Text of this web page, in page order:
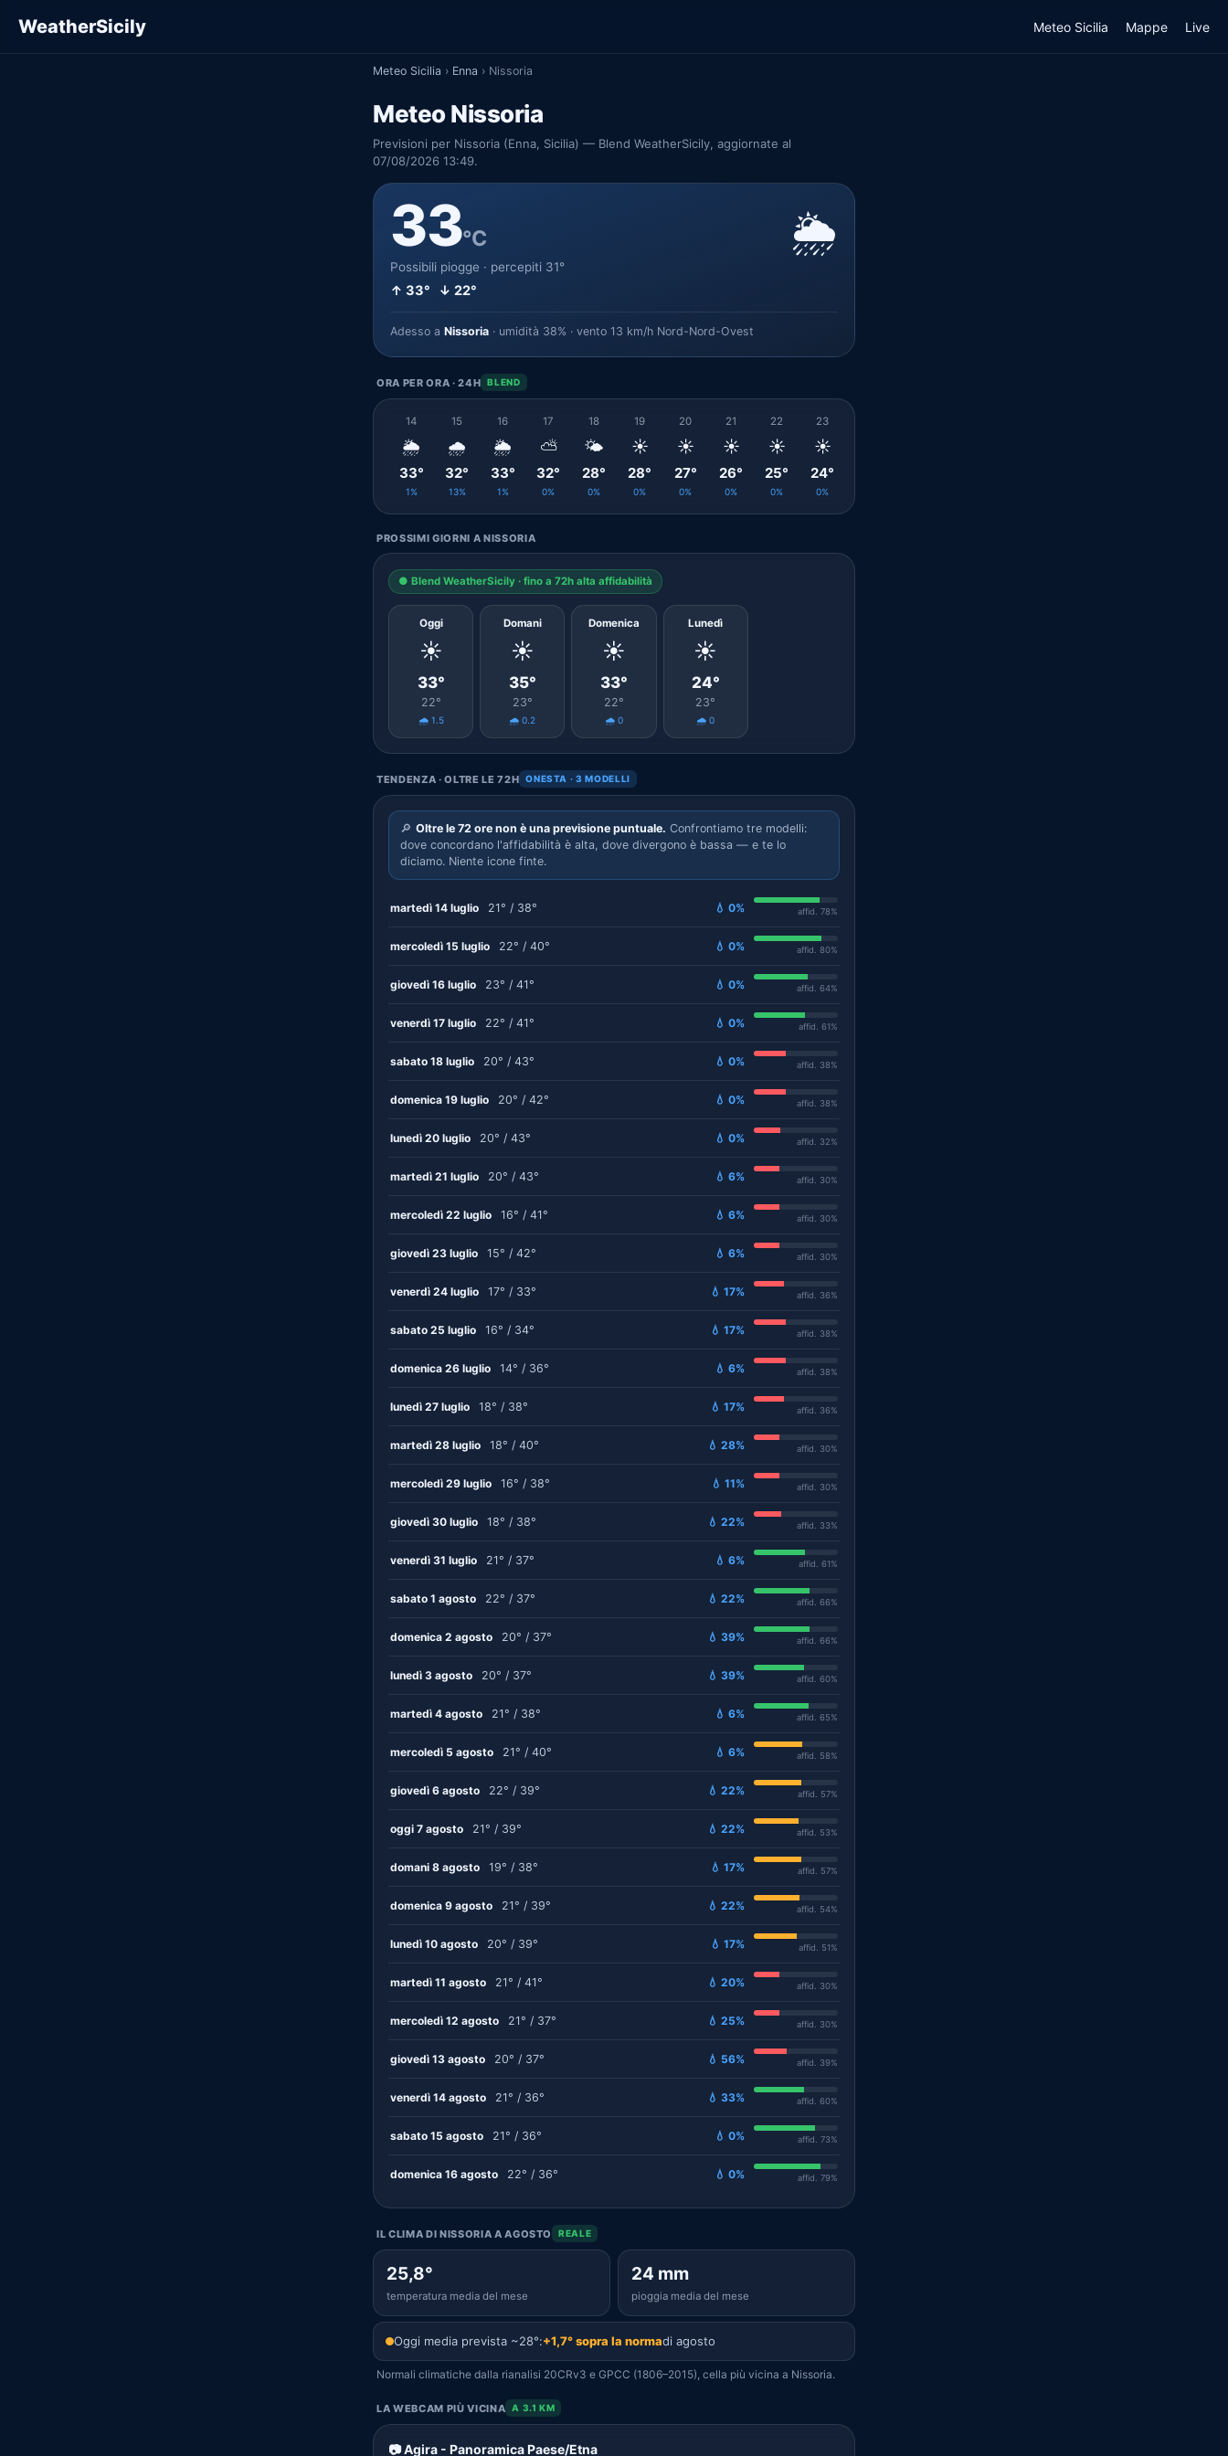
WeatherSicily Meteo Sicilia Mappe Live
Meteo Sicilia › Enna › Nissoria
Meteo Nissoria
Previsioni per Nissoria (Enna, Sicilia) — Blend WeatherSicily, aggiornate al
07/08/2026 13:49.
33°C
Possibili piogge · percepiti 31°
↑ 33° ↓ 22°
🌦️
Adesso a Nissoria · umidità 38% · vento 13 km/h Nord-Nord-Ovest
ORA PER ORA · 24H BLEND
14
🌦️
33°
1%
15
🌧️
32°
13%
16
🌦️
33°
1%
17
⛅
32°
0%
18
🌤️
28°
0%
19
☀️
28°
0%
20
☀️
27°
0%
21
☀️
26°
0%
22
☀️
25°
0%
23
☀️
24°
0%
PROSSIMI GIORNI A NISSORIA
● Blend WeatherSicily · fino a 72h alta affidabilità
Oggi
☀️
33°
22°
🌧️ 1.5
Domani
☀️
35°
23°
🌧️ 0.2
Domenica
☀️
33°
22°
🌧️ 0
Lunedì
☀️
24°
23°
🌧️ 0
TENDENZA · OLTRE LE 72H ONESTA · 3 MODELLI
🔎 Oltre le 72 ore non è una previsione puntuale. Confrontiamo tre modelli:
dove concordano l'affidabilità è alta, dove divergono è bassa — e te lo
diciamo. Niente icone finte.
martedì 14 luglio 21° / 38° 💧 0% affid. 78%
mercoledì 15 luglio 22° / 40° 💧 0% affid. 80%
giovedì 16 luglio 23° / 41° 💧 0% affid. 64%
venerdì 17 luglio 22° / 41° 💧 0% affid. 61%
sabato 18 luglio 20° / 43° 💧 0% affid. 38%
domenica 19 luglio 20° / 42° 💧 0% affid. 38%
lunedì 20 luglio 20° / 43° 💧 0% affid. 32%
martedì 21 luglio 20° / 43° 💧 6% affid. 30%
mercoledì 22 luglio 16° / 41° 💧 6% affid. 30%
giovedì 23 luglio 15° / 42° 💧 6% affid. 30%
venerdì 24 luglio 17° / 33° 💧 17% affid. 36%
sabato 25 luglio 16° / 34° 💧 17% affid. 38%
domenica 26 luglio 14° / 36° 💧 6% affid. 38%
lunedì 27 luglio 18° / 38° 💧 17% affid. 36%
martedì 28 luglio 18° / 40° 💧 28% affid. 30%
mercoledì 29 luglio 16° / 38° 💧 11% affid. 30%
giovedì 30 luglio 18° / 38° 💧 22% affid. 33%
venerdì 31 luglio 21° / 37° 💧 6% affid. 61%
sabato 1 agosto 22° / 37° 💧 22% affid. 66%
domenica 2 agosto 20° / 37° 💧 39% affid. 66%
lunedì 3 agosto 20° / 37° 💧 39% affid. 60%
martedì 4 agosto 21° / 38° 💧 6% affid. 65%
mercoledì 5 agosto 21° / 40° 💧 6% affid. 58%
giovedì 6 agosto 22° / 39° 💧 22% affid. 57%
oggi 7 agosto 21° / 39° 💧 22% affid. 53%
domani 8 agosto 19° / 38° 💧 17% affid. 57%
domenica 9 agosto 21° / 39° 💧 22% affid. 54%
lunedì 10 agosto 20° / 39° 💧 17% affid. 51%
martedì 11 agosto 21° / 41° 💧 20% affid. 30%
mercoledì 12 agosto 21° / 37° 💧 25% affid. 30%
giovedì 13 agosto 20° / 37° 💧 56% affid. 39%
venerdì 14 agosto 21° / 36° 💧 33% affid. 60%
sabato 15 agosto 21° / 36° 💧 0% affid. 73%
domenica 16 agosto 22° / 36° 💧 0% affid. 79%
IL CLIMA DI NISSORIA A AGOSTO REALE
25,8°
temperatura media del mese
24 mm
pioggia media del mese
Oggi media prevista ~28°:+1,7° sopra la normadi agosto
Normali climatiche dalla rianalisi 20CRv3 e GPCC (1806–2015), cella più vicina a Nissoria.
LA WEBCAM PIÙ VICINA A 3.1 KM
📷 Agira - Panoramica Paese/Etna